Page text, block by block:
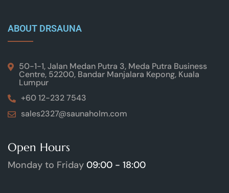
ABOUT DRSAUNA
50-1-1, Jalan Medan Putra 3, Meda Putra Business
Centre, 52200, Bandar Manjalara Kepong, Kuala
Lumpur
+60 12-232 7543
sales2327@saunaholm.com
Open Hours
Monday to Friday 09:00 - 18:00